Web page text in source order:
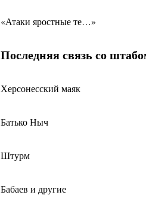
«Атаки яростные те…»
Последняя связь со
Херсонесский маяк
Батько Ныч
Штурм
Бабаев и другие